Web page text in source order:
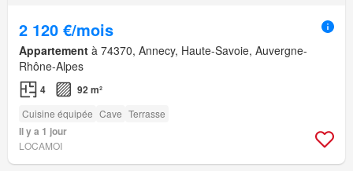
2 120 €/mois
Appartement à 74370, Annecy, Haute-Savoie, Auvergne-
Rhône-Alpes
4 92 m²
Cuisine équipée Cave Terrasse
Il y a 1 jour
LOCAMOI